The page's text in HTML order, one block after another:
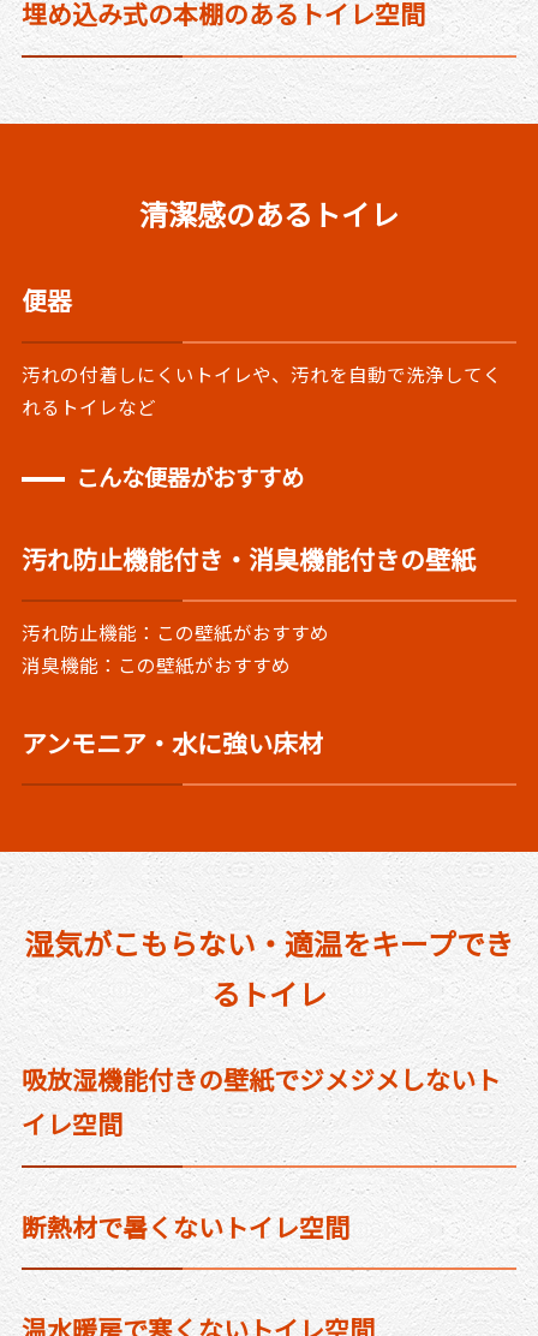
埋め込み式の本棚のあるトイレ空間
清潔感のあるトイレ
便器
汚れの付着しにくいトイレや、汚れを自動で洗浄してく
れるトイレなど
こんな便器がおすすめ
汚れ防止機能付き・消臭機能付きの壁紙
汚れ防止機能：この壁紙がおすすめ
消臭機能：この壁紙がおすすめ
アンモニア・水に強い床材
湿気がこもらない・適温をキープでき
るトイレ
吸放湿機能付きの壁紙でジメジメしないト
イレ空間
断熱材で暑くないトイレ空間